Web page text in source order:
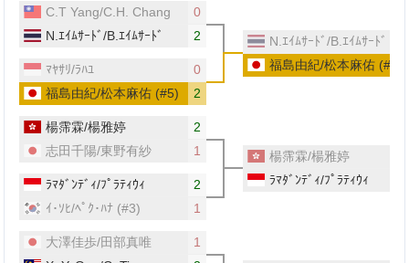
C.T Yang/C.H. Chang
0
N.ｴｲﾑｻｰﾄﾞ/B.ｴｲﾑｻｰﾄﾞ
2
ﾏﾔｻﾘ/ﾗﾊﾕ
0
福島由紀/松本麻佑(#5) 2
楊霈霖/楊雅婷
2
志田千陽/東野有紗
1
ﾗﾏﾀﾞﾝﾃﾞｨ/ﾌﾟﾗﾃｨｳｨ
2
ｲ･ｿﾋ/ﾍﾟｸ･ﾊﾅ(#3) 1
大澤佳歩/⽥部真唯
1
N.ｴｲﾑｻｰﾄﾞ/B.ｴｲﾑｻｰﾄﾞ
福島由紀/松本麻佑(#5)
楊霈霖/楊雅婷
ﾗﾏﾀﾞﾝﾃﾞｨ/ﾌﾟﾗﾃｨｳｨ